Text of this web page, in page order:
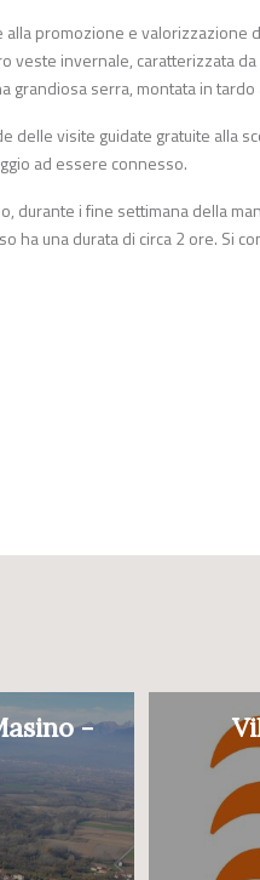
alla promozione e
veste invernale, caratterizzata
grandiosa serra, montata in
delle visite guidate gratuite alla
ad essere connesso.
durante i fine settimana della
ha una durata di circa 2 ore. Si
-